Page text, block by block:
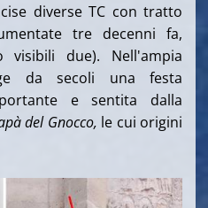
diverse TC con tratto
tre decenni fa,
visibili due). Nell'ampia
da secoli una festa
e sentita dalla
del Gnocco, le cui origini